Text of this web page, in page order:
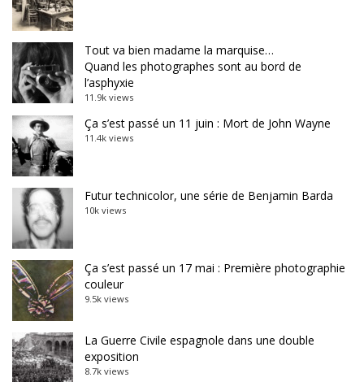
Tout va bien madame la marquise…
Quand les photographes sont au bord de
l’asphyxie
11.9k views
Ça s’est passé un 11 juin : Mort de John Wayne
11.4k views
Futur technicolor, une série de Benjamin Barda
10k views
Ça s’est passé un 17 mai : Première photographie
couleur
9.5k views
La Guerre Civile espagnole dans une double
exposition
8.7k views